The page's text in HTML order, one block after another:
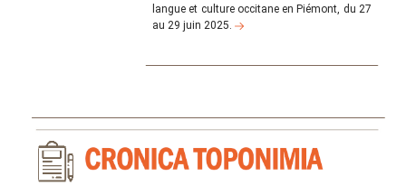
langue et culture occitane en Piémont, du 27
au 29 juin 2025.